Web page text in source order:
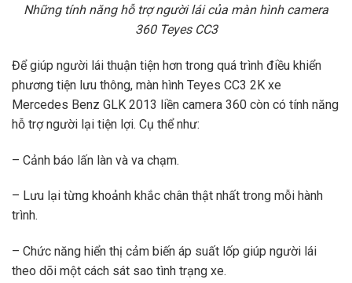
Những tính năng hỗ trợ người lái của màn hình camera
360 Teyes CC3
Để giúp người lái thuận tiện hơn trong quá trình điều khiển
phương tiện lưu thông, màn hình Teyes CC3 2K xe
Mercedes Benz GLK 2013 liền camera 360 còn có tính năng
hỗ trợ người lại tiện lợi. Cụ thể như:
– Cảnh báo lấn làn và va chạm.
– Lưu lại từng khoảnh khắc chân thật nhất trong mỗi hành
trình.
– Chức năng hiển thị cảm biến áp suất lốp giúp người lái
theo dõi một cách sát sao tình trạng xe.